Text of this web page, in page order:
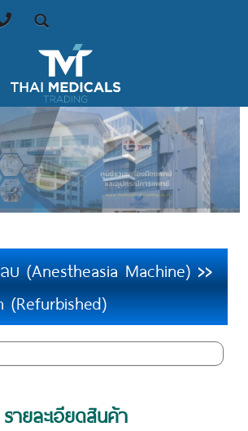
บ (Anestheasia Machine)>>
(Refurbished)
รายละเอียดสินค้า